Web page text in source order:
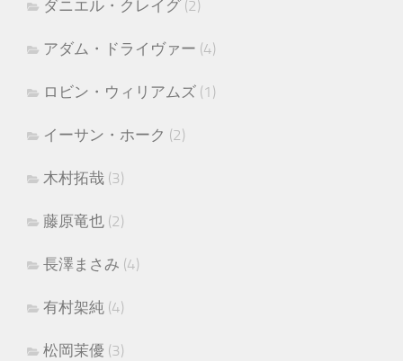
ダニエル・クレイグ (2)
アダム・ドライヴァー (4)
ロビン・ウィリアムズ (1)
イーサン・ホーク (2)
木村拓哉 (3)
藤原竜也 (2)
長澤まさみ (4)
有村架純 (4)
松岡茉優 (3)